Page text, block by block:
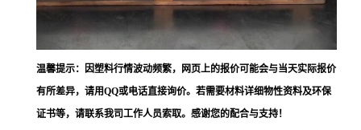
温馨提示：因塑料行情波动频繁，网页上的报价可能会与当天实际报价
有所差异，请用QQ或电话直接询价。若需要材料详细物性资料及环保
证书等，请联系我司工作人员索取。感谢您的配合与支持！